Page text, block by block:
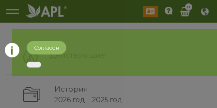
0
Действующие
История
2026 год 2025 год
Согласен